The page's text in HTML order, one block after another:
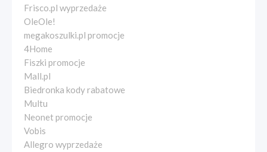
Frisco.pl wyprzedaże
OleOle!
megakoszulki.pl promocje
4Home
Fiszki promocje
Mall.pl
Biedronka kody rabatowe
Multu
Neonet promocje
Vobis
Allegro wyprzedaże